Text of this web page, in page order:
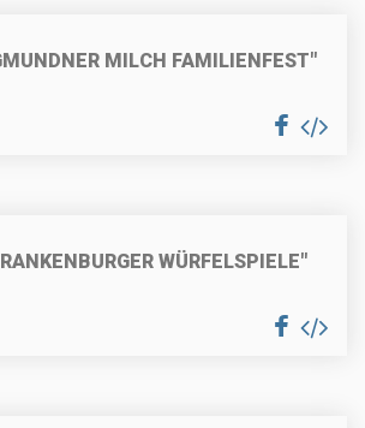
MILCH FAMILIENFEST"
WÜRFELSPIELE"